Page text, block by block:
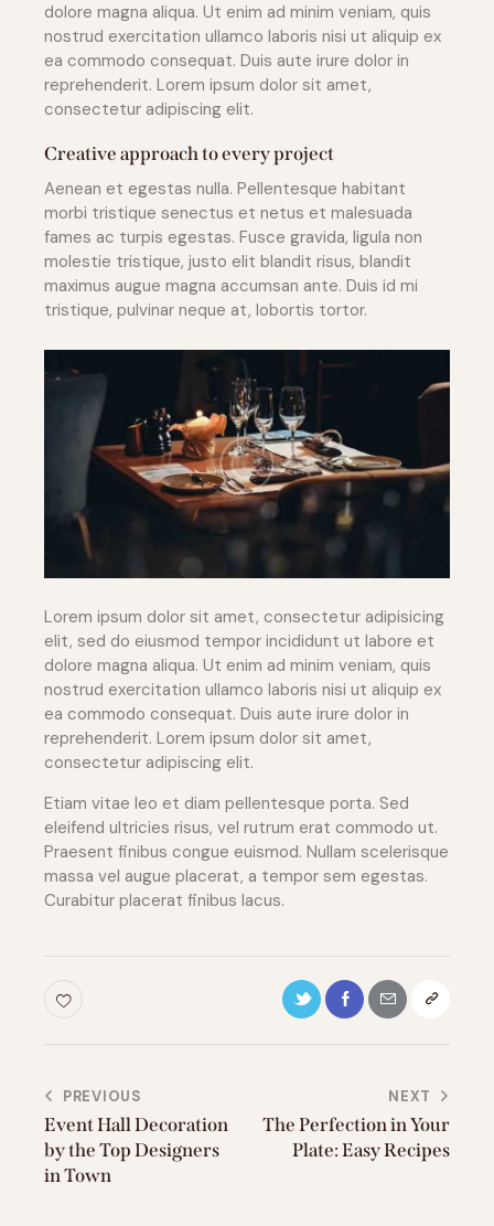
dolore magna aliqua. Ut enim ad minim veniam, quis
nostrud exercitation ullamco laboris nisi ut aliquip ex
ea commodo consequat. Duis aute irure dolor in
reprehenderit. Lorem ipsum dolor sit amet,
consectetur adipiscing elit.
Creative approach to every project
Aenean et egestas nulla. Pellentesque habitant
morbi tristique senectus et netus et malesuada
fames ac turpis egestas. Fusce gravida, ligula non
molestie tristique, justo elit blandit risus, blandit
maximus augue magna accumsan ante. Duis id mi
tristique, pulvinar neque at, lobortis tortor.
Lorem ipsum dolor sit amet, consectetur adipisicing
elit, sed do eiusmod tempor incididunt ut labore et
dolore magna aliqua. Ut enim ad minim veniam, quis
nostrud exercitation ullamco laboris nisi ut aliquip ex
ea commodo consequat. Duis aute irure dolor in
reprehenderit. Lorem ipsum dolor sit amet,
consectetur adipiscing elit.
Etiam vitae leo et diam pellentesque porta. Sed
eleifend ultricies risus, vel rutrum erat commodo ut.
Praesent finibus congue euismod. Nullam scelerisque
massa vel augue placerat, a tempor sem egestas.
Curabitur placerat finibus lacus.
Navegación
de
entradas
PREVIOUS
Event Hall Decoration
by the Top Designers
in Town
NEXT
The Perfection in Your
Plate: Easy Recipes